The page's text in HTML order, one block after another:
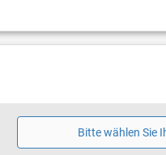
Bitte wählen Sie